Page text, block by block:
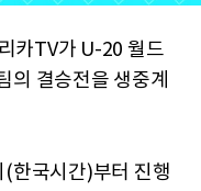
카TV가 U-20 월드
의 결승전을 생중계
한국시간)부터 진행